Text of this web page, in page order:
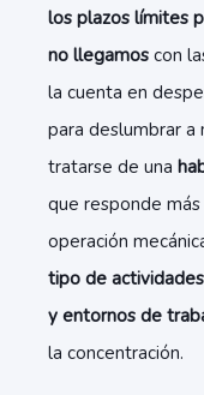
los plazos límites
no llegamos con
la cuenta en
para deslumbrar
tratarse de una
que responde
operación
tipo de
y entornos de
la concentración.